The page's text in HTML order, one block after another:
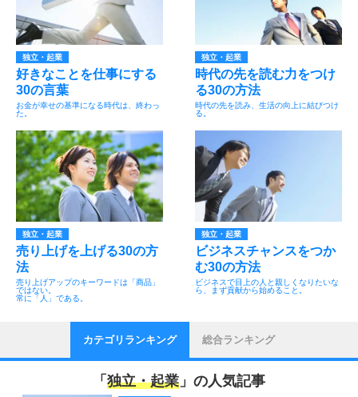
独立・起業
好きなことを仕事にする
30の言葉
お金が幸せの基準になる時代は、終わっ
た。
独立・起業
時代の先を読む力をつけ
る30の方法
時代の先を読み、生活の向上に結びつけ
る。
独立・起業
売り上げを上げる30の方
法
売り上げアップのキーワードは「商品」
ではない。
常に「人」である。
独立・起業
ビジネスチャンスをつか
む30の方法
ビジネスで目上の人と親しくなりたいな
ら、まず貢献から始めること。
カテゴリランキング 総合ランキング
「 独立・起業 」の人気記事